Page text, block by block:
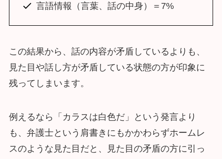
言語情報（言葉、話の中身）＝7%
この結果から、話の内容が矛盾しているよりも、
見た目や話し方が矛盾している状態の方が印象に
残ってしまいます。
例えるなら「カラスは白色だ」という発言より
も、弁護士という肩書きにもかかわらずホームレ
スのような見た目だと、見た目の矛盾の方に引っ